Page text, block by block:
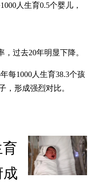
人生育0.5个婴儿，
过去20年明显下降。
每1000人生育38.3个孩
，形成强烈对比。
成